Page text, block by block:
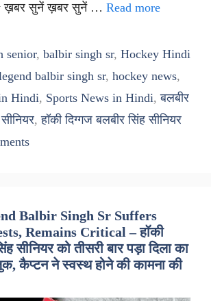
ख़बर सुनें ख़बर सुनें … Read more
senior, balbir singh sr, Hockey Hindi
balbir singh sr, hockey news,
Hindi, Sports News in Hindi,बलबीर
,हॉकी दिग्गज बलबीर सिंह सीनियर
Balbir Singh Sr Suffers
Remains Critical – हॉकी
सीनियर को तीसरी बार पड़ा दिला का
कैप्टन ने स्वस्थ होने की कामना की